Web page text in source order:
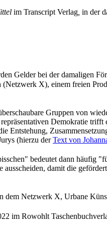
im Transcript Verlag in der
Gelder bei der damaligen
X), einem freien
Gruppen von
Demokratie
Entstehung,
(hierzu derText von
bedeutet dann häufig
damit die
Netzwerk X, Urbane
im Rowohlt